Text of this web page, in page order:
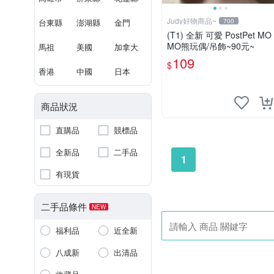
台東縣 澎湖縣 金門
馬祖 美國 加拿大
香港 中國 日本
商品狀況
直購品
競標品
全新品
二手品
有現貨
二手品條件 NEW
福利品
近全新
八成新
出清品
Judy好物商品~ 700
(T1) 全新 可愛 PostPet MO
MO熊玩偶/吊飾~90元~
$109
1